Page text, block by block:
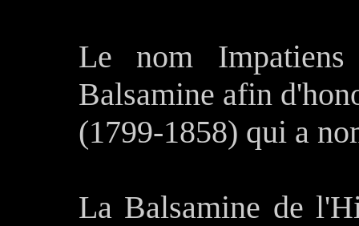
Le nom
Balsamine afin
(1799-1858) qui a
La Balsamine de